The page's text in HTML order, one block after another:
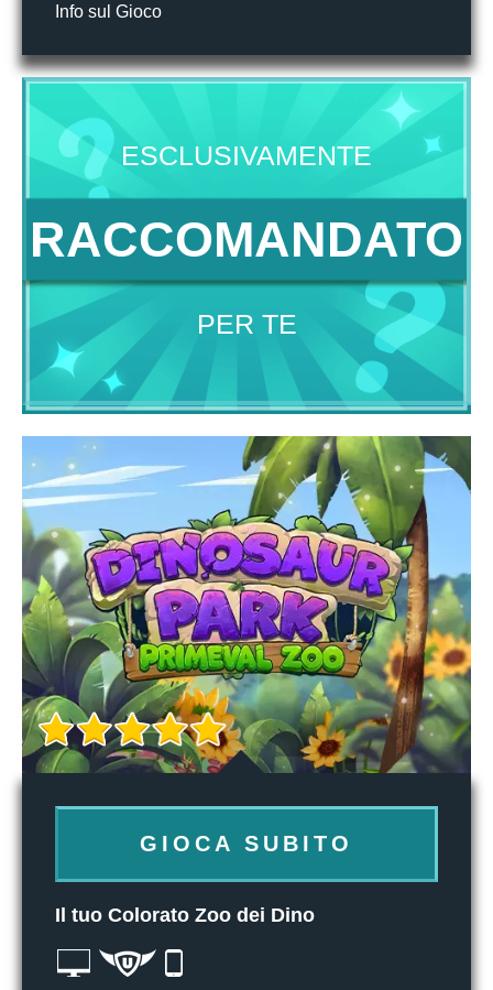
Info sul Gioco
ESCLUSIVAMENTE
RACCOMANDATO
PER TE
GIOCA SUBITO
Il tuo Colorato Zoo dei Dino